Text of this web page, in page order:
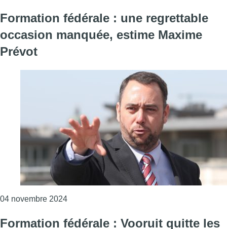
Formation fédérale : une regrettable
occasion manquée, estime Maxime
Prévot
04 novembre 2024Consulter l'article "Formation fédérale : une
Formation fédérale : Vooruit quitte les